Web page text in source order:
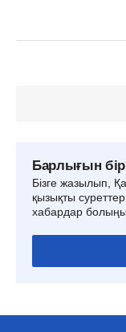
Барлығын
Бізге жазылып,
қызықты
хабардар